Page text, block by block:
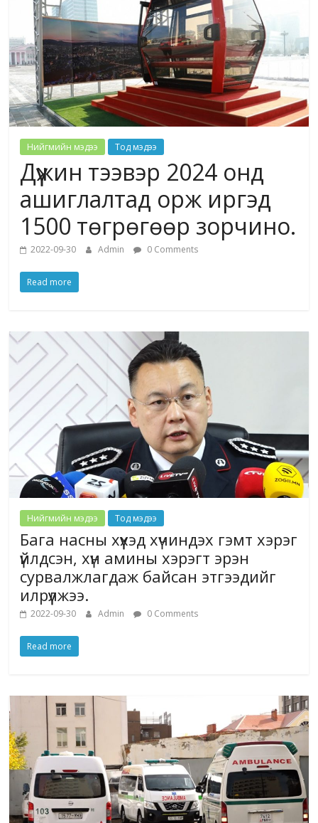
Нийгмийн мэдээ Тод мэдээ
Дүүжин тээвэр 2024 онд
ашиглалтад орж иргэд
1500 төгрөгөөр зорчино.
2022-09-30 Admin 0 Comments
Read more
Нийгмийн мэдээ Тод мэдээ
Бага насны хүүхэд хүчиндэх гэмт хэрэг
үйлдсэн, хүн амины хэрэгт эрэн
сурвалжлагдаж байсан этгээдийг
илрүүлжээ.
2022-09-30 Admin 0 Comments
Read more